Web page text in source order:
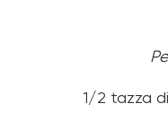
1/2 tazza